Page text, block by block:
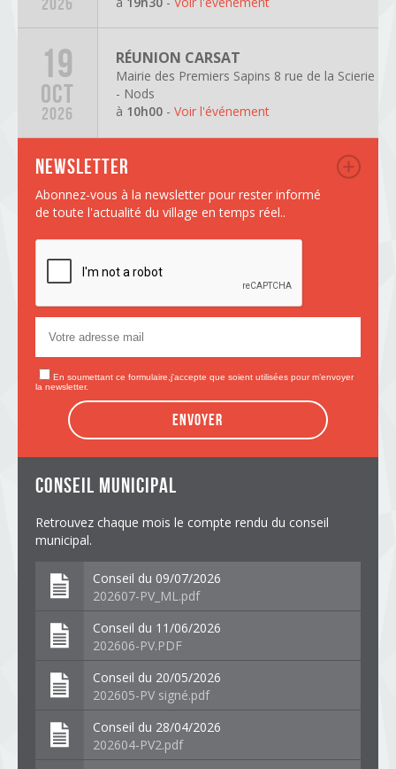
19
OCT
2026
RÉUNION CARSAT
Mairie des Premiers Sapins 8 rue de la Scierie
- Nods
à 10h00 - Voir l'événement
Newsletter
Abonnez-vous à la newsletter pour rester informé
de toute l'actualité du village en temps réel..
En soumettant ce formulaire,j'accepte que soient utilisées pour m’envoyer
la newsletter.
Envoyer
conseil municipal
Retrouvez chaque mois le compte rendu du conseil
municipal.
Conseil du 09/07/2026
202607-PV_ML.pdf
Conseil du 11/06/2026
202606-PV.PDF
Conseil du 20/05/2026
202605-PV signé.pdf
Conseil du 28/04/2026
202604-PV2.pdf